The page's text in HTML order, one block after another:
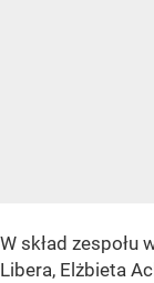
W skład zespołu
Libera, Elżbieta